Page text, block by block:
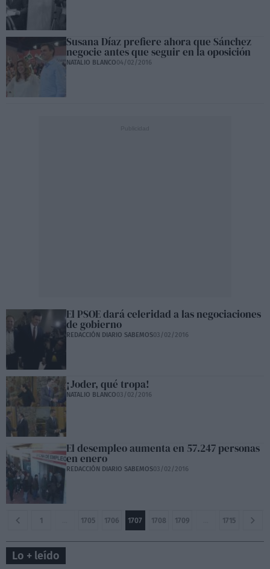
Susana Díaz prefiere ahora que Sánchez
negocie antes que seguir en la oposición
NATALIO BLANCO04/02/2016
El PSOE dará celeridad a las negociaciones
de gobierno
REDACCIÓN DIARIO SABEMOS03/02/2016
¡Joder, qué tropa!
NATALIO BLANCO03/02/2016
El desempleo aumenta en 57.247 personas
en enero
REDACCIÓN DIARIO SABEMOS03/02/2016
1 1705 1706 1707 1708 1709 1715
Lo + leído